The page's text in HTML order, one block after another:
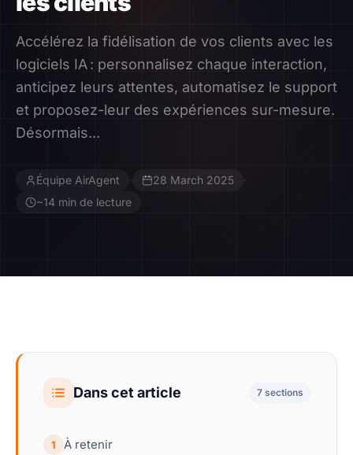
Ressources
Témoignages
Guide
Devenir Affilié
Accélérez la fidélisation de vos clients avec les
logiciels IA : personnalisez chaque interaction,
anticipez leurs attentes, automatisez le support
et proposez-leur des expériences sur-mesure.
Désormais...
Équipe AirAgent · 28 March 2025
·
~14 min de lecture
Dans cet article 7 sections
1 À retenir